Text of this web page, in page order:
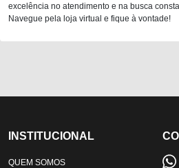
excelência no atendimento e na busca
Navegue pela loja virtual e fique à vontade!
INSTITUCIONAL
QUEM SOMOS